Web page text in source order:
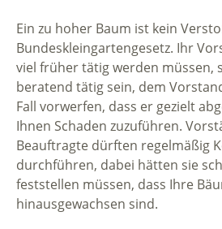
Ein zu hoher Baum ist kein
Bundeskleingartengesetz. Ihr
viel früher tätig werden müssen,
beratend tätig sein, dem
Fall vorwerfen, dass er gezielt
Ihnen Schaden zuzuführen.
Beauftragte dürften regelmäßig
durchführen, dabei hätten sie
feststellen müssen, dass Ihre
hinausgewachsen sind.